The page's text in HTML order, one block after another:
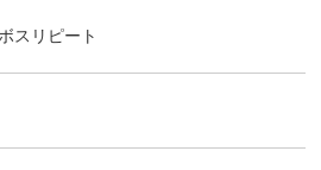
スリピート